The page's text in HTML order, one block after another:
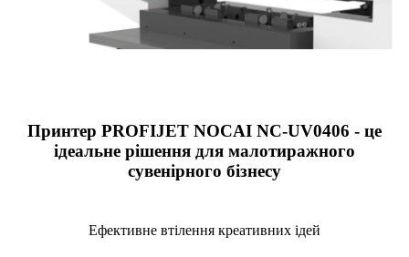
Принтер PROFIJET NOCAI NC-UV0406 - це
ідеальне рішення для малотиражного
сувенірного бізнесу
Ефективне втілення креативних ідей